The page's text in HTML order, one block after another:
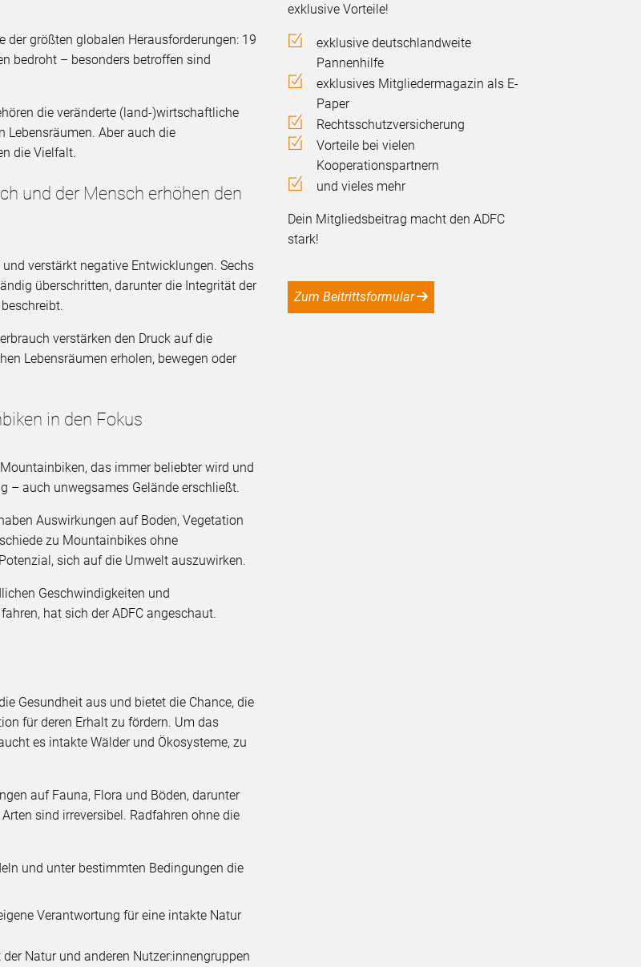
exklusive Vorteile!
exklusive deutschlandweite
Pannenhilfe
exklusives Mitgliedermagazin als E-
Paper
Rechtsschutzversicherung
Vorteile bei vielen
Kooperationspartnern
und vieles mehr
Dein Mitgliedsbeitrag macht den ADFC
stark!
Zum Beitrittsformular
größten globalen Herausforderungen: 19
bedroht – besonders betroffen sind
die veränderte (land-)wirtschaftliche
Lebensräumen. Aber auch die
die Vielfalt.
und der Mensch erhöhen den
verstärkt negative Entwicklungen. Sechs
überschritten, darunter die Integrität der
verstärken den Druck auf die
Lebensräumen erholen, bewegen oder
in den Fokus
das immer beliebter wird und
– auch unwegsames Gelände erschließt.
Auswirkungen auf Boden, Vegetation
zu Mountainbikes ohne
sich auf die Umwelt auszuwirken.
Geschwindigkeiten und
hat sich der ADFC angeschaut.
Gesundheit aus und bietet die Chance, die
für deren Erhalt zu fördern. Um das
es intakte Wälder und Ökosysteme, zu
auf Fauna, Flora und Böden, darunter
sind irreversibel. Radfahren ohne die
und unter bestimmten Bedingungen die
Verantwortung für eine intakte Natur
Natur und anderen Nutzer:innengruppen